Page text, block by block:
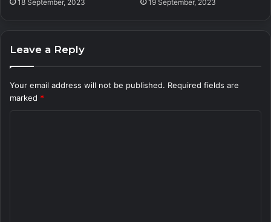
18 September, 2023 19 September, 2023
Leave a Reply
Your email address will not be published. Required fields are
marked *